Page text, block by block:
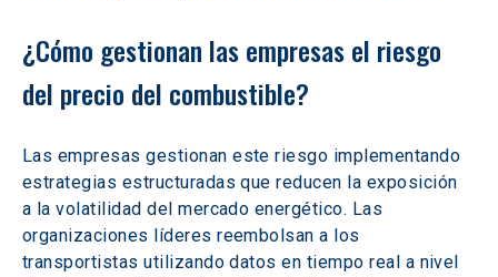
¿Cómo gestionan las empresas el riesgo
del precio del combustible?
Las empresas gestionan este riesgo implementando
estrategias estructuradas que reducen la exposición
a la volatilidad del mercado energético. Las
organizaciones líderes reembolsan a los
transportistas utilizando datos en tiempo real a nivel